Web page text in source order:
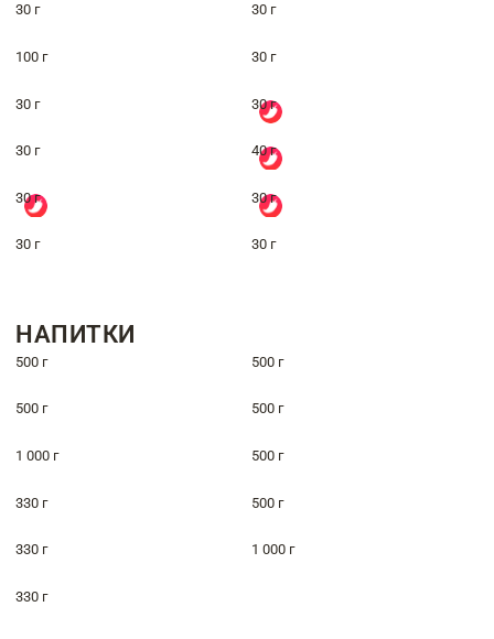
30 г 30 г
100 г 30 г
30 г 30 г
30 г 40 г
30 г 30 г
30 г 30 г
НАПИТКИ
500 г 500 г
500 г 500 г
1 000 г 500 г
330 г 500 г
330 г 1 000 г
330 г